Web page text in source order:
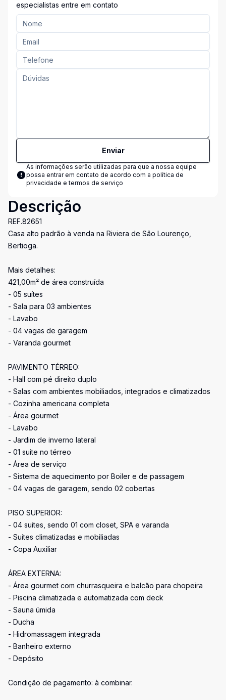
especialistas entre em contato
Enviar
As informações serão utilizadas para que a nossa equipe
possa entrar em contato de acordo com a política de
privacidade e termos de serviço
Descrição
REF.82651
Casa alto padrão à venda na Riviera de São Lourenço,
Bertioga.
Mais detalhes:
421,00m² de área construída
- 05 suítes
- Sala para 03 ambientes
- Lavabo
- 04 vagas de garagem
- Varanda gourmet
PAVIMENTO TÉRREO:
- Hall com pé direito duplo
- Salas com ambientes mobiliados, integrados e climatizados
- Cozinha americana completa
- Área gourmet
- Lavabo
- Jardim de inverno lateral
- 01 suite no térreo
- Área de serviço
- Sistema de aquecimento por Boiler e de passagem
- 04 vagas de garagem, sendo 02 cobertas
PISO SUPERIOR:
- 04 suites, sendo 01 com closet, SPA e varanda
- Suites climatizadas e mobiliadas
- Copa Auxiliar
ÁREA EXTERNA:
- Área gourmet com churrasqueira e balcão para chopeira
- Piscina climatizada e automatizada com deck
- Sauna úmida
- Ducha
- Hidromassagem integrada
- Banheiro externo
- Depósito
Condição de pagamento: à combinar.